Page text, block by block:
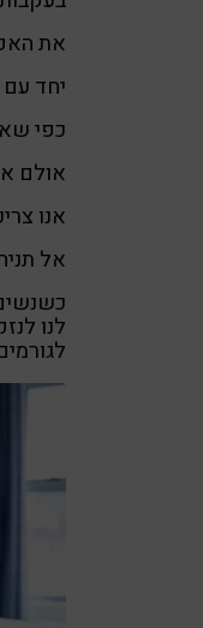
את
יחד עם
כפי
אולם
אנו
אל
לנו